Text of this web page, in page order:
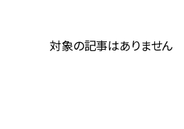
対象の記事はありません